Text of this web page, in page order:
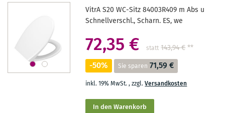
VitrA S20 WC-Sitz 84003R409 m Abs u
Schnellverschl., Scharn. ES, we
72,35 € statt 143,94 €**
-50% Sie sparen 71,59 €
inkl. 19% MwSt.,zzgl.Versandkosten
In den Warenkorb